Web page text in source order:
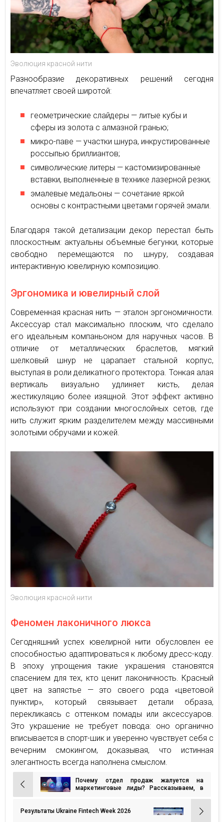
Эволюция красной нити
Разнообразие декоративных решений сегодня
впечатляет своей широтой:
геометрические слайдеры — литые кубы и
сферы из золота с алмазной гранью;
микро-паве — участки шнура, инкрустированные
россыпью бриллиантов;
символические литеры — кастомизированные
вставки, выполненные в технике лазерной резки;
эмалевые медальоны — сочетание яркой
основы с контрастными цветами горячей эмали.
Благодаря такой детализации декор перестал быть
плоскостным: актуальны объемные бегунки, которые
свободно перемещаются по шнуру, создавая
интерактивную ювелирную композицию.
Эргономика и ювелирный слой
Современная красная нить — эталон эргономичности.
Аксессуар стал максимально плоским, что сделало
его идеальным компаньоном для наручных часов. В
отличие от металлических браслетов, мягкий
шелковый шнур не царапает стальной корпус,
выступая в роли деликатного протектора. Тонкая алая
вертикаль визуально удлиняет кисть, делая
жестикуляцию более изящной. Этот эффект активно
используют при создании многослойных сетов, где
нить служит ярким разделителем между массивными
золотыми обручами и кожей.
Эволюция красной нити
Феномен лаконичного люкса
Сегодняшний успех ювелирной нити обусловлен ее
способностью адаптироваться к любому дресс-коду.
В эпоху упрощения такие украшения становятся
спасением для тех, кто ценит лаконичность. Красный
цвет на запястье — это своего рода «цветовой
пунктир», который связывает детали образа,
перекликаясь с оттенком помады или аксессуаров.
Это украшение не требует повода: оно органично
вписывается в спорт-шик и уверенно чувствует себя с
вечерним смокингом, доказывая, что истинная
элегантность всегда наполнена смыслом.
Навигация
по
записям
Почему отдел продаж жалуется на
маркетинговые лиды? Рассказываем, в
Результаты Ukrainе Fintech Week 2026